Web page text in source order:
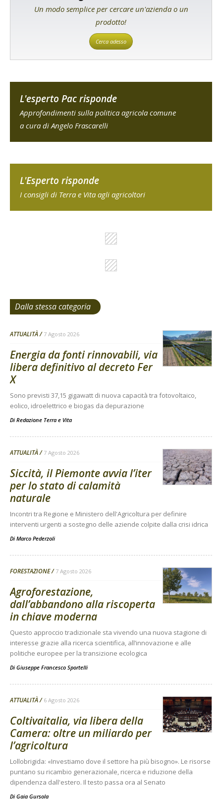
Un modo semplice per cercare un'azienda o un
prodotto!
Cerca adesso
L'esperto Pac risponde
Approfondimenti sulla politica agricola comune
a cura di Angelo Frascarelli
L'Esperto risponde
I consigli di Terra e Vita agli agricoltori
Dalla stessa categoria
ATTUALITÀ 7 Agosto 2026
Energia da fonti rinnovabili, via
libera definitivo al decreto Fer
X
Sono previsti 37,15 gigawatt di nuova capacità tra fotovoltaico,
eolico, idroelettrico e biogas da depurazione
Di Redazione Terra e Vita
ATTUALITÀ 7 Agosto 2026
Siccità, il Piemonte avvia l’iter
per lo stato di calamità
naturale
Incontri tra Regione e Ministero dell'Agricoltura per definire
interventi urgenti a sostegno delle aziende colpite dalla crisi idrica
Di Marco Pederzoli
FORESTAZIONE 7 Agosto 2026
Agroforestazione,
dall’abbandono alla riscoperta
in chiave moderna
Questo approccio tradizionale sta vivendo una nuova stagione di
interesse grazie alla ricerca scientifica, all’innovazione e alle
politiche europee per la transizione ecologica
Di Giuseppe Francesco Sportelli
ATTUALITÀ 6 Agosto 2026
Coltivaitalia, via libera della
Camera: oltre un miliardo per
l’agricoltura
Lollobrigida: «Investiamo dove il settore ha più bisogno». Le risorse
puntano su ricambio generazionale, ricerca e riduzione della
dipendenza dall'estero. Il testo passa ora al Senato
Di Gaia Gursola